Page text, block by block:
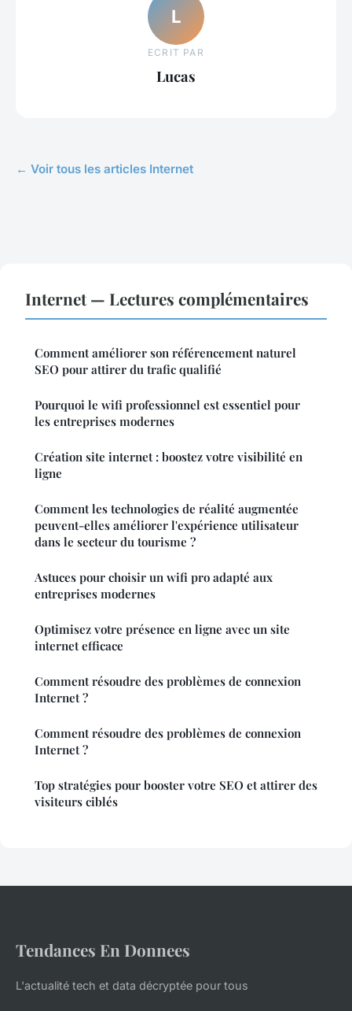
L
ECRIT PAR
Lucas
← Voir tous les articles Internet
Internet — Lectures complémentaires
Comment améliorer son référencement naturel
SEO pour attirer du trafic qualifié
Pourquoi le wifi professionnel est essentiel pour
les entreprises modernes
Création site internet : boostez votre visibilité en
ligne
Comment les technologies de réalité augmentée
peuvent-elles améliorer l'expérience utilisateur
dans le secteur du tourisme ?
Astuces pour choisir un wifi pro adapté aux
entreprises modernes
Optimisez votre présence en ligne avec un site
internet efficace
Comment résoudre des problèmes de connexion
Internet ?
Comment résoudre des problèmes de connexion
Internet ?
Top stratégies pour booster votre SEO et attirer des
visiteurs ciblés
Tendances En Donnees
L'actualité tech et data décryptée pour tous